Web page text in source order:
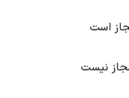
است
نیست